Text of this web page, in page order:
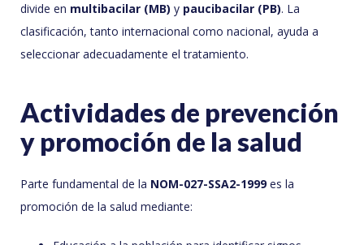
divide en multibacilar (MB) y paucibacilar (PB). La
clasificación, tanto internacional como nacional, ayuda a
seleccionar adecuadamente el tratamiento.
Actividades de prevención
y promoción de la salud
Parte fundamental de la NOM-027-SSA2-1999es la
promoción de la salud mediante: